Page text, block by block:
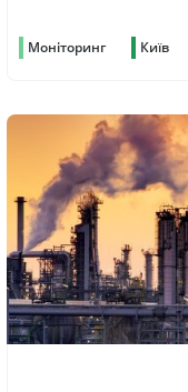
Моніторинг Київ